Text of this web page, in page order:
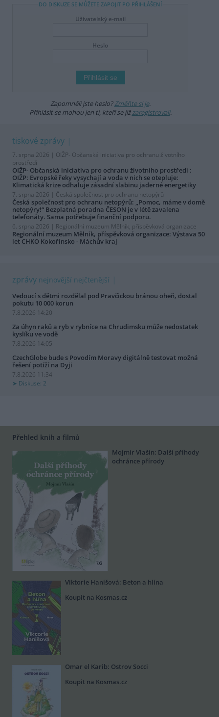
DO DISKUZE SE MŮŽETE ZAPOJIT PO PŘIHLÁŠENÍ
Uživatelský e-mail
Heslo
Zapomněli jste heslo?Změňte si je.
Přihlásit se mohou jen ti, kteří se jižzaregistrovali.
tiskové zprávy
7. srpna 2026 | OIŽP- Občanská iniciativa pro ochranu životního
prostředí
OIŽP- Občanská iniciativa pro ochranu životního prostředí :
OIŽP: Evropské řeky vysychají a voda v nich se otepluje:
Klimatická krize odhaluje zásadní slabinu jaderné energetiky
7. srpna 2026 | Česká společnost pro ochranu netopýrů
Česká společnost pro ochranu netopýrů: „Pomoc, máme v domě
netopýry!“ Bezplatná poradna ČESON je v létě zavalena
telefonáty. Sama potřebuje finanční podporu.
6. srpna 2026 | Regionální muzeum Mělník, příspěvková organizace
Regionální muzeum Mělník, příspěvková organizace: Výstava 50
let CHKO Kokořínsko - Máchův kraj
zprávy nejnovější nejčtenější
Vedoucí s dětmi rozdělal pod Pravčickou bránou oheň, dostal
pokutu 10 000 korun
7.8.2026 14:20
Za úhyn raků a ryb v rybníce na Chrudimsku může nedostatek
kyslíku ve vodě
7.8.2026 14:05
CzechGlobe bude s Povodím Moravy digitálně testovat možná
řešení potíží na Dyji
7.8.2026 11:34
Diskuse: 2
Přehled knih a filmů
Mojmír Vlašín: Další příhody
ochránce přírody
Viktorie Hanišová: Beton a hlína
Koupit na Kosmas.cz
Omar el Karib: Ostrov Socci
Koupit na Kosmas.cz